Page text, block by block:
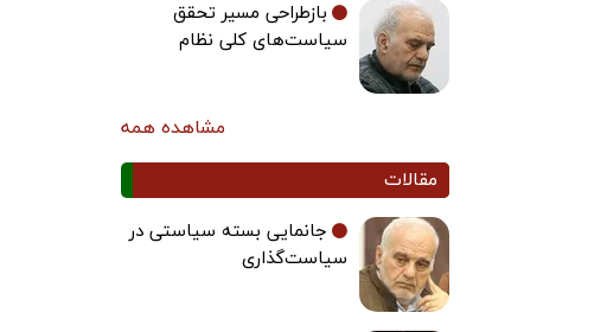
بازطراحی مسیر تحقق
سیاست‌های کلی نظام
مشاهده همه
مقالات
جانمایی بسته سیاستی در
سیاست‌گذاری